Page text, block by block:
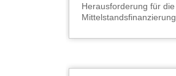
Herausforderung für die
Mittelstandsfinanzierung